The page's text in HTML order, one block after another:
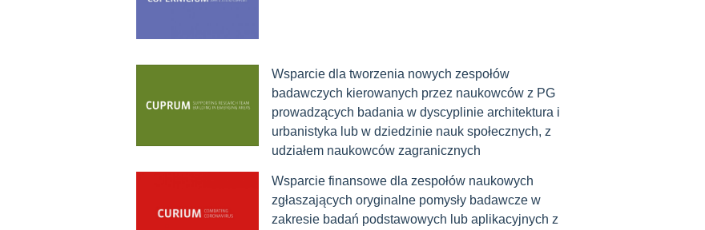
Wsparcie dla tworzenia nowych zespołów
badawczych kierowanych przez naukowców z PG
prowadzących badania w dyscyplinie architektura i
urbanistyka lub w dziedzinie nauk społecznych, z
udziałem naukowców zagranicznych
Wsparcie finansowe dla zespołów naukowych
zgłaszających oryginalne pomysły badawcze w
zakresie badań podstawowych lub aplikacyjnych z